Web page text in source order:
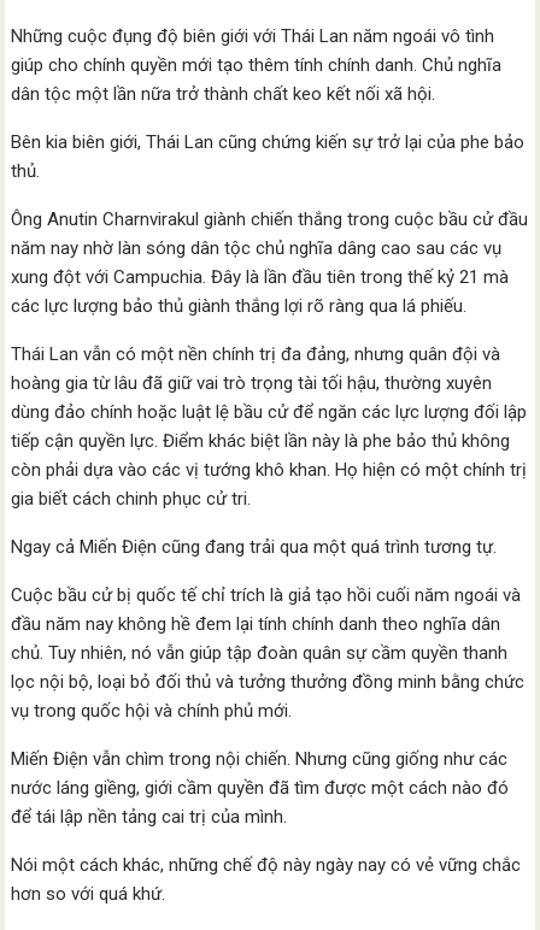
Những cuộc đụng độ biên giới với Thái Lan năm ngoái vô tình
giúp cho chính quyền mới tạo thêm tính chính danh. Chủ nghĩa
dân tộc một lần nữa trở thành chất keo kết nối xã hội.
Bên kia biên giới, Thái Lan cũng chứng kiến sự trở lại của phe bảo
thủ.
Ông Anutin Charnvirakul giành chiến thắng trong cuộc bầu cử đầu
năm nay nhờ làn sóng dân tộc chủ nghĩa dâng cao sau các vụ
xung đột với Campuchia. Đây là lần đầu tiên trong thế kỷ 21 mà
các lực lượng bảo thủ giành thắng lợi rõ ràng qua lá phiếu.
Thái Lan vẫn có một nền chính trị đa đảng, nhưng quân đội và
hoàng gia từ lâu đã giữ vai trò trọng tài tối hậu, thường xuyên
dùng đảo chính hoặc luật lệ bầu cử để ngăn các lực lượng đối lập
tiếp cận quyền lực. Điểm khác biệt lần này là phe bảo thủ không
còn phải dựa vào các vị tướng khô khan. Họ hiện có một chính trị
gia biết cách chinh phục cử tri.
Ngay cả Miến Điện cũng đang trải qua một quá trình tương tự.
Cuộc bầu cử bị quốc tế chỉ trích là giả tạo hồi cuối năm ngoái và
đầu năm nay không hề đem lại tính chính danh theo nghĩa dân
chủ. Tuy nhiên, nó vẫn giúp tập đoàn quân sự cầm quyền thanh
lọc nội bộ, loại bỏ đối thủ và tưởng thưởng đồng minh bằng chức
vụ trong quốc hội và chính phủ mới.
Miến Điện vẫn chìm trong nội chiến. Nhưng cũng giống như các
nước láng giềng, giới cầm quyền đã tìm được một cách nào đó
để tái lập nền tảng cai trị của mình.
Nói một cách khác, những chế độ này ngày nay có vẻ vững chắc
hơn so với quá khứ.